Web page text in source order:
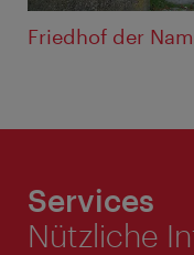
Friedhof der
Services
Nützliche